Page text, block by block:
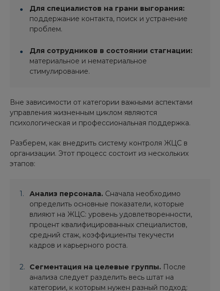
Для специалистов на грани выгорания:
поддержание контакта, поиск и устранение
проблем.
Для сотрудников в состоянии стагнации:
материальное и нематериальное
стимулирование.
Вне зависимости от категории важными аспектами
управления жизненным циклом являются
психологическая и профессиональная поддержка.
Разберем, как внедрить систему контроля ЖЦС в
организации. Этот процесс состоит из нескольких
этапов:
Анализ персонала. Сначала необходимо
определить основные показатели, которые
влияют на ЖЦС: уровень удовлетворенности,
процент квалифицированных специалистов,
средний стаж, коэффициенты текучести
кадров и карьерного роста.
Сегментация на целевые группы. После
анализа следует разделить весь штат на
категории, к которым нужен разный подход: